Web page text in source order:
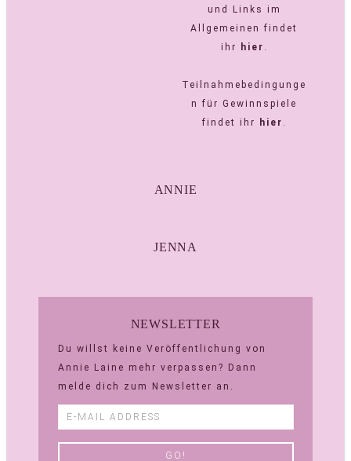
und Links im
Allgemeinen findet
ihr
hier .
Teilnahmebedingunge
n für Gewinnspiele
findet ihr
hier .
ANNIE
JENNA
NEWSLETTER
Du willst keine Veröffentlichung von
Annie Laine mehr verpassen? Dann
melde dich zum Newsletter an.